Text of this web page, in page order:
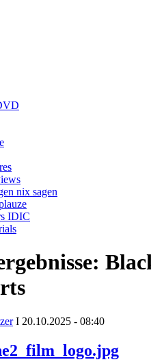
nix sagen
IDIC
I 20.10.2025 - 08:40